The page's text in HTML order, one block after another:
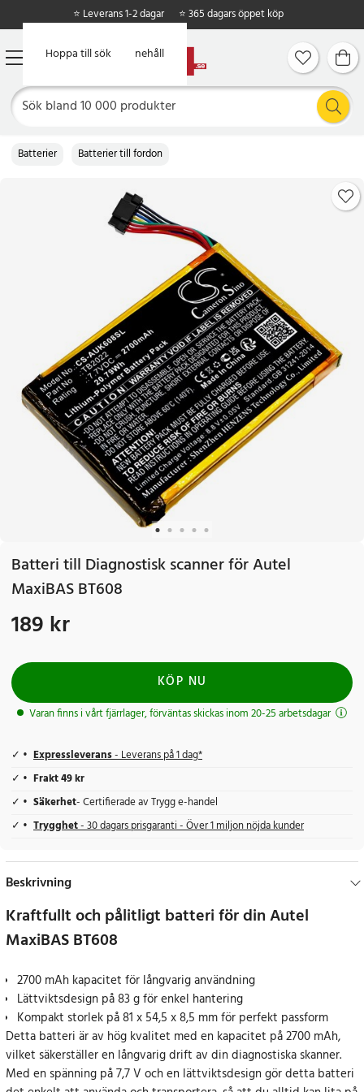
Hoppa till huvudinnehåll
Hoppa till sök
⭐ Leverans 1-2 dagar ⭐ 365 dagars öppet köp
Batterier Batterier till fordon
Batteri till Diagnostisk scanner för Autel
MaxiBAS BT608
Pris:189 kr
189 kr
KÖP NU
Varan finns i vårt fjärrlager, förväntas skickas inom 20-25 arbetsdagar
Expressleverans- Leverans på 1 dag*
Frakt 49 kr
Säkerhet- Certifierade av Trygg e-handel
Trygghet- 30 dagars prisgaranti - Över 1 miljon nöjda kunder
Beskrivning
Kraftfullt och pålitligt batteri för din Autel
MaxiBAS BT608
2700 mAh kapacitet för långvarig användning
Lättviktsdesign på 83 g för enkel hantering
Kompakt storlek på 81 x 54,5 x 8,5 mm för perfekt passform
Detta batteri är av hög kvalitet med en kapacitet på 2700 mAh,
vilket säkerställer en långvarig drift av din diagnostiska skanner.
Med en spänning på 7,7 V och en lättviktsdesign gör detta batteri